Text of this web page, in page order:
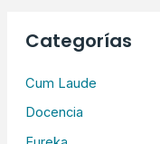
a
r
p
Categorías
Cum Laude
Docencia